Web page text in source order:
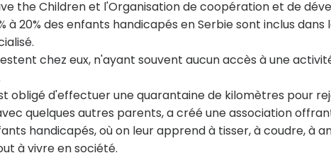
the Children et l'Organisation de coopération et de
à 20% des enfants handicapés en Serbie sont inclus
chez eux, n'ayant souvent aucun accès à une
obligé d'effectuer une quarantaine de kilomètres pour
quelques autres parents, a créé une association
handicapés, où on leur apprend à tisser, à coudre, à
à vivre en société.